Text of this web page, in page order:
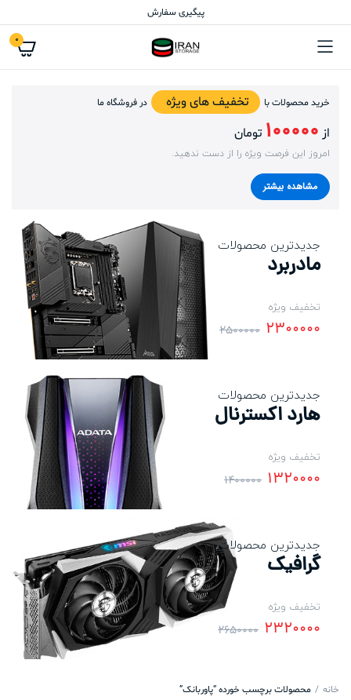
پیگیری سفارش
0
خرید محصولات با تخفیف های ویژه در فروشگاه ما
از 100000 تومان
امروز این فرصت ویژه را از دست ندهید.
مشاهده بیشتر
جدیدترین محصولات
مادربرد
تخفیف ویژه
2500000 2300000
جدیدترین محصولات
هارد اکسترنال
تخفیف ویژه
1400000 1320000
جدیدترین محصولات
گرافیک
تخفیف ویژه
2650000 2320000
خانه محصولات برچسب خورده “پاوربانک”